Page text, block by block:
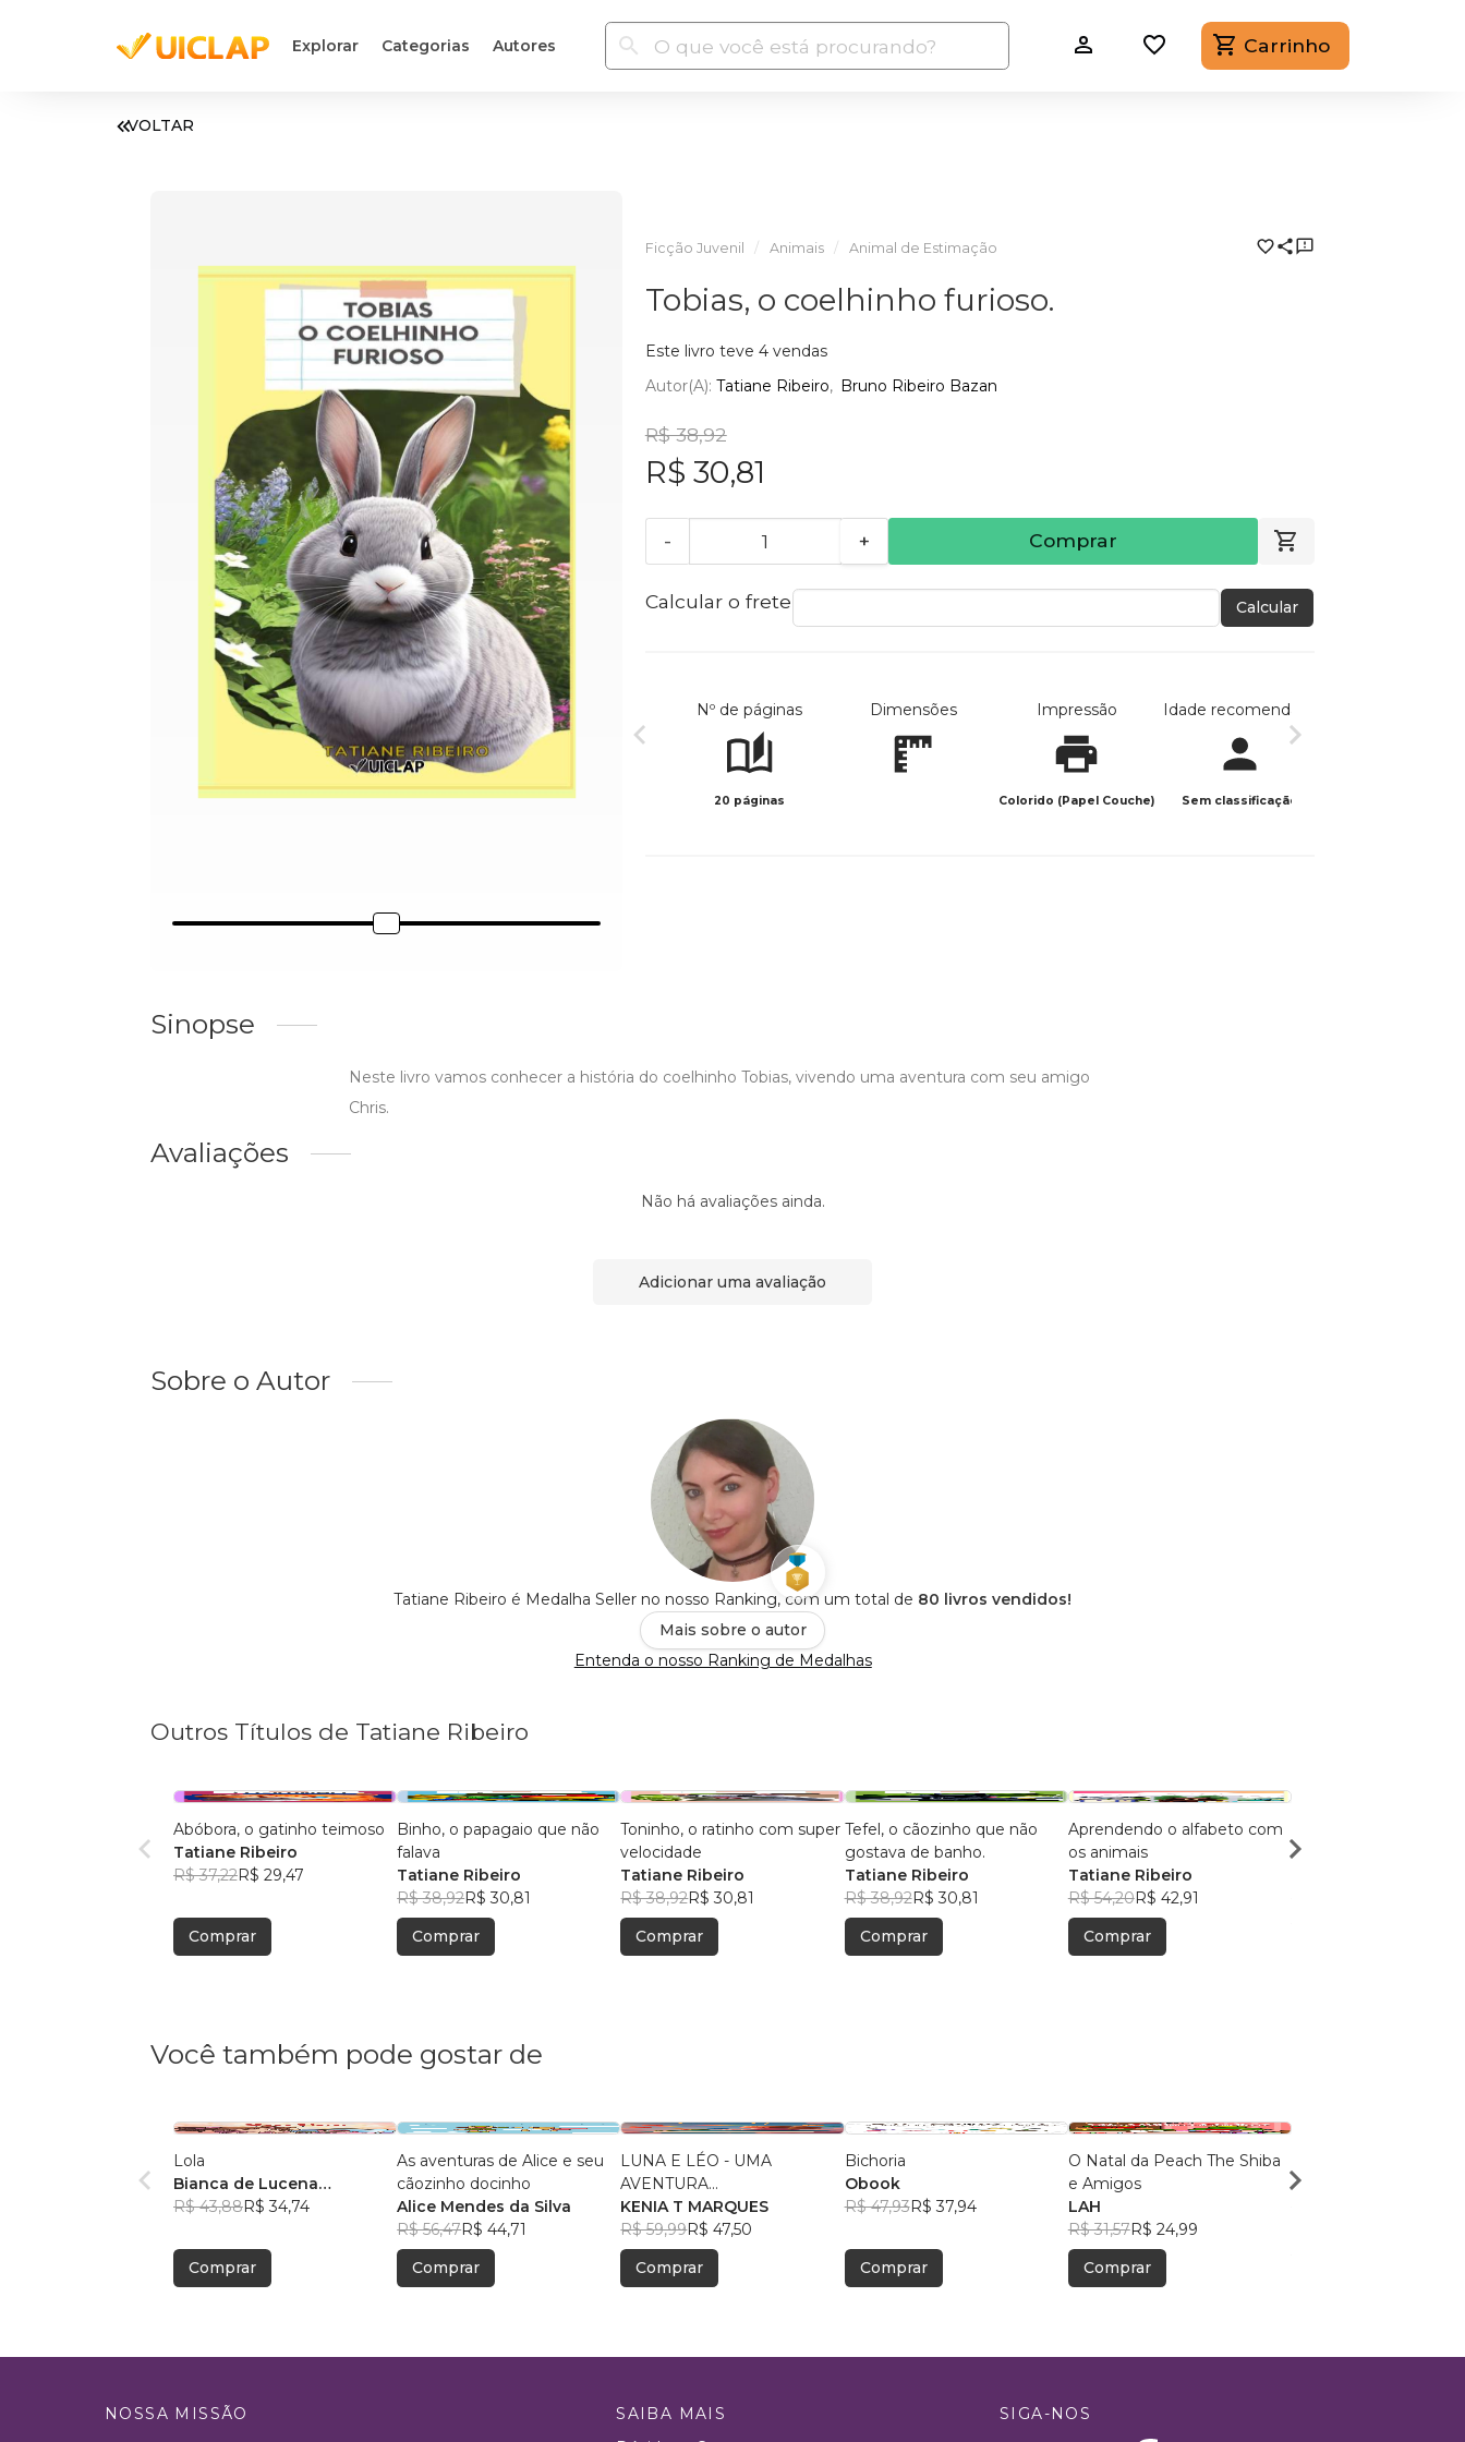
Explorar Categorias Autores Carrinho
VOLTAR
Ficção Juvenil Animais Animal de Estimação
Tobias, o coelhinho furioso.
Este livro teve 4 vendas
Autor(a): Tatiane Ribeiro Bruno Ribeiro Bazan
R$ 38,92
R$ 30,81
- + Comprar
Calcular o frete Calcular
Nº de páginas
20 páginas
Dimensões Impressão
Colorido (Papel Couche)
Idade recomendada
Sem classificação
Sinopse
Neste livro vamos conhecer a história do coelhinho Tobias, vivendo uma aventura com seu amigo
Chris.
Avaliações
Não há avaliações ainda.
Adicionar uma avaliação
Sobre o Autor
Tatiane Ribeiro é Medalha Seller no nosso Ranking, com um total de 80 livros vendidos!
Mais sobre o autor
Entenda o nosso Ranking de Medalhas
Outros Títulos de Tatiane Ribeiro
Abóbora, o gatinho teimoso
Tatiane Ribeiro
R$ 37,22R$ 29,47
Comprar
Binho, o papagaio que não
falava
Tatiane Ribeiro
R$ 38,92R$ 30,81
Comprar
Toninho, o ratinho com super
velocidade
Tatiane Ribeiro
R$ 38,92R$ 30,81
Comprar
Tefel, o cãozinho que não
gostava de banho.
Tatiane Ribeiro
R$ 38,92R$ 30,81
Comprar
Aprendendo o alfabeto com
os animais
Tatiane Ribeiro
R$ 54,20R$ 42,91
Comprar
encantado
Você também pode gostar de
Lola
Bianca de Lucena
Coutinho de Oliveira
R$ 43,88R$ 34,74
Comprar
As aventuras de Alice e seu
cãozinho docinho
Alice Mendes da Silva
R$ 56,47R$ 44,71
Comprar
LUNA E LÉO - UMA
AVENTURA
INTERPLANETÁRIA
KENIA T MARQUES
R$ 59,99R$ 47,50
Comprar
Bichoria
Obook
R$ 47,93R$ 37,94
Comprar
O Natal da Peach The Shiba
e Amigos
LAH
R$ 31,57R$ 24,99
Comprar
Cristiane Barbosa
NOSSA MISSÃO
SAIBA MAIS
SIGA-NOS